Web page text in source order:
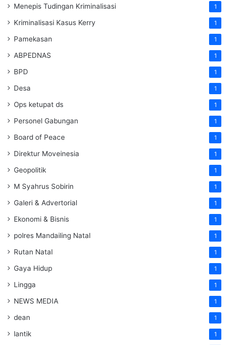
Menepis Tudingan Kriminalisasi 1
Kriminalisasi Kasus Kerry 1
Pamekasan 1
ABPEDNAS 1
BPD 1
Desa 1
Ops ketupat ds 1
Personel Gabungan 1
Board of Peace 1
Direktur Moveinesia 1
Geopolitik 1
M Syahrus Sobirin 1
Galeri & Advertorial 1
Ekonomi & Bisnis 1
polres Mandailing Natal 1
Rutan Natal 1
Gaya Hidup 1
Lingga 1
NEWS MEDIA 1
dean 1
lantik 1